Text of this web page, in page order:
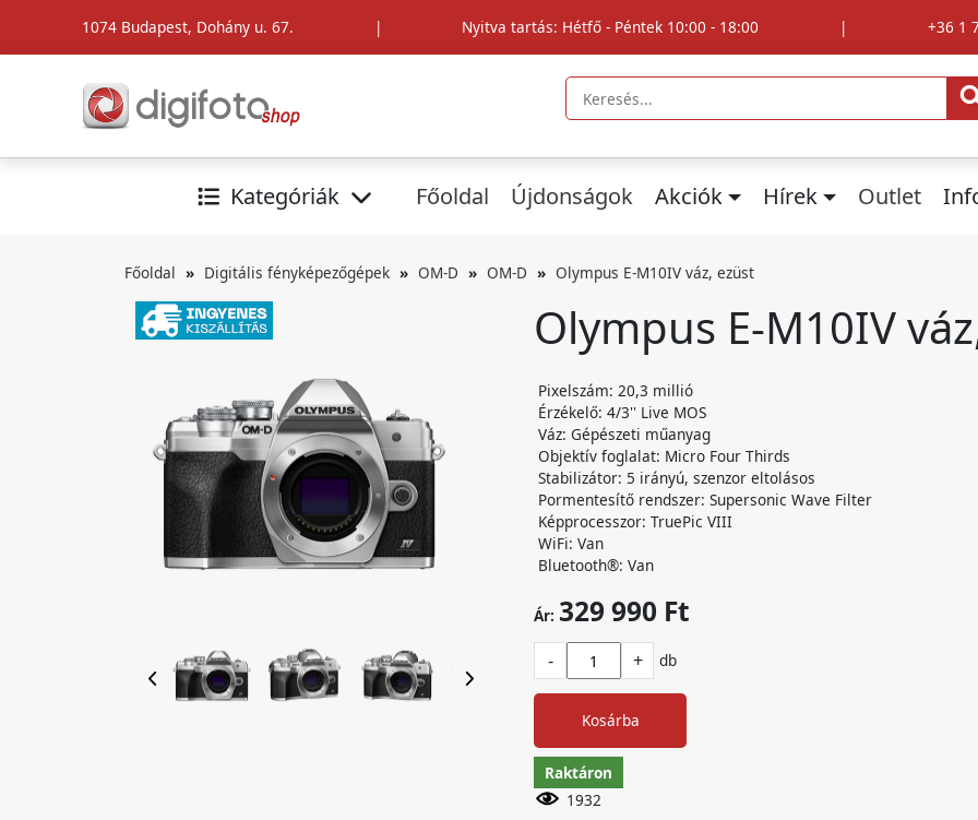
1074 Budapest, Dohány u. 67. | Nyitva tartás: Hétfő - Péntek 10:00 - 18:00 | +36 1
Kategóriák Főoldal Újdonságok Akciók Hírek Outlet
Főoldal Digitális fényképezőgépek OM-D OM-D Olympus E-M10IV váz, ezüst
Olympus E-M10IV
Pixelszám: 20,3 millió
Érzékelő: 4/3'' Live MOS
Váz: Gépészeti műanyag
Objektív foglalat: Micro Four Thirds
Stabilizátor: 5 irányú, szenzor eltolásos
Pormentesítő rendszer: Supersonic Wave Filter
Képprocesszor: TruePic VIII
WiFi: Van
Bluetooth®: Van
Ár: 329 990 Ft
- + db
Kosárba
Raktáron
1932